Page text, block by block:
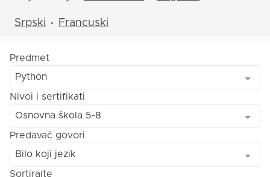
Srpski • Francuski
Predmet
Python
Nivoi i sertifikati
Osnovna škola 5-8
Predavač govori
Bilo koji jezik
Sortirajte